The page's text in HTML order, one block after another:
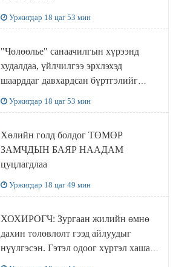
Уржигдар 18 цаг 53 мин
"Чөлөөлье" санаачилгын хүрээнд
худалдаа, үйлчилгээ эрхлэхэд
шаарддаг давхардсан бүртгэлийг
Уржигдар 18 цаг 53 мин
Хөлийн голд болдог ТӨМӨР
ЗАМЧДЫН БАЯР НААДАМ
цуцлагдлаа
Уржигдар 18 цаг 49 мин
ХОХИРОГЧ: Зургаан жилийн өмнө
дахин төлөвлөлт гээд айлуудыг
нүүлгэсэн. Гэтэл одоог хүртэл хашаа